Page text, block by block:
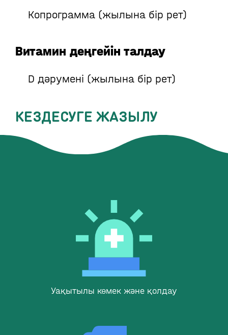
Копрограмма (жылына бір рет)
Витамин деңгейін талдау
D дәрумені (жылына бір рет)
КЕЗДЕСУГЕ ЖАЗЫЛУ
Уақытылы көмек және қолдау